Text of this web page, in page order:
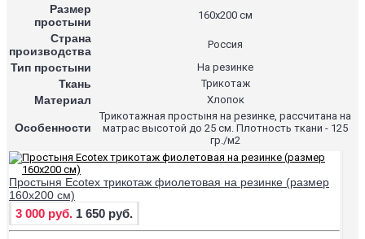
Размер
простыни
160х200 см
Страна
производства
Россия
Тип простыни На резинке
Ткань Трикотаж
Материал Хлопок
Особенности
Трикотажная простыня на резинке, рассчитана на
матрас высотой до 25 см. Плотность ткани - 125
гр./м2
Простыня Ecotex трикотаж фиолетовая на резинке (размер
160х200 см)
3 000 руб. 1 650 руб.